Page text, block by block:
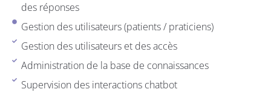
des réponses
Gestion des utilisateurs (patients / praticiens)
Gestion des utilisateurs et des accès
Administration de la base de connaissances
Supervision des interactions chatbot